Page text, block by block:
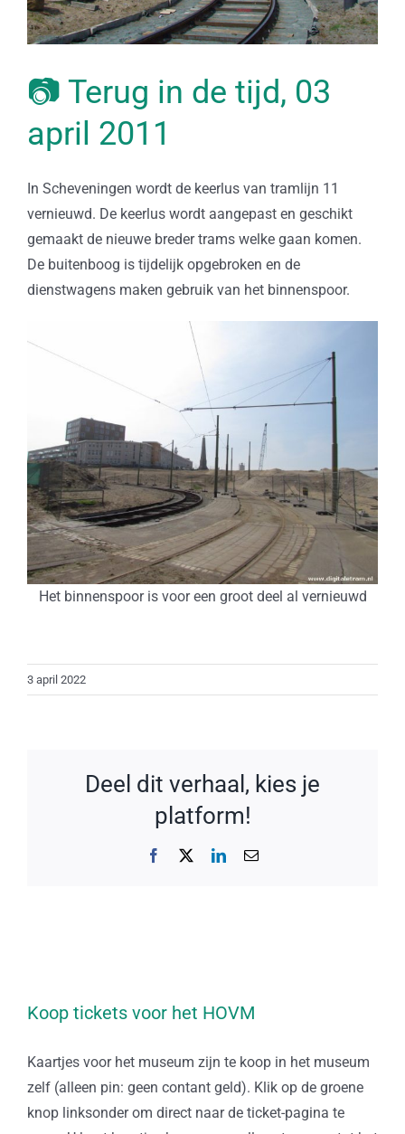
📷 Terug in de tijd, 03
april 2011
In Scheveningen wordt de keerlus van tramlijn 11
vernieuwd. De keerlus wordt aangepast en geschikt
gemaakt de nieuwe breder trams welke gaan komen.
De buitenboog is tijdelijk opgebroken en de
dienstwagens maken gebruik van het binnenspoor.
Het binnenspoor is voor een groot deel al vernieuwd
3 april 2022
Deel dit verhaal, kies je
platform!
Facebook LinkedIn
E-
Koop tickets voor het HOVM
Kaartjes voor het museum zijn te koop in het museum
zelf (alleen pin: geen contant geld). Klik op de groene
knop linksonder om direct naar de ticket-pagina te